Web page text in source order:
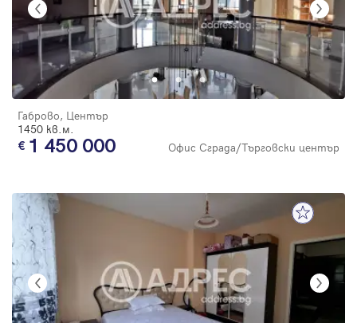
Габрово, Център
1450 кв.м.
1 450 000 Офис Сграда/Търговски център